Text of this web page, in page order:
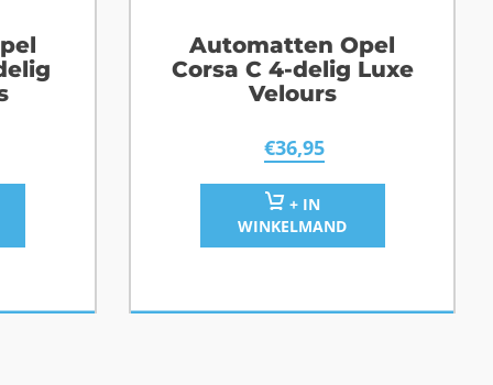
Automatten Opel
Corsa C 4-delig Luxe
Velours
€36,95
+ IN
WINKELMAND